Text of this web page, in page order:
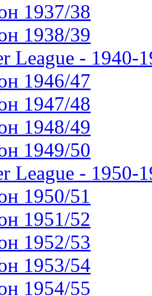
1937/38
1938/39
League - 1940-
1946/47
1947/48
1948/49
1949/50
League - 1950-
1950/51
1951/52
1952/53
1953/54
1954/55